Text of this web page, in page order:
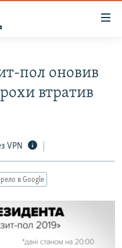
пол оновив
втратив
VPN
в Google